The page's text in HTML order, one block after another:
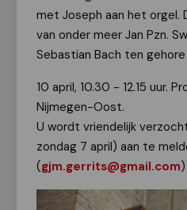
met Joseph aan het orgel.
van onder meer Jan Pzn.
Sebastian Bach ten
10 april, 10.30 - 12.15 uur.
Nijmegen-Oost.
U wordt vriendelijk
zondag 7 april) aan te
(gjm.gerrits@gmail.com)